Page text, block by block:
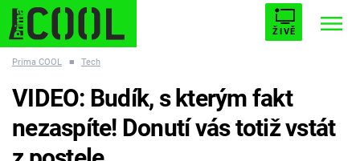
ŽIVĚ
ESCAPE PLNEJ KOTEL AVENGERS 5
Prima COOL ■ Tech
VIDEO: Budík, s kterým fakt
nezaspíte! Donutí vás totiž vstát